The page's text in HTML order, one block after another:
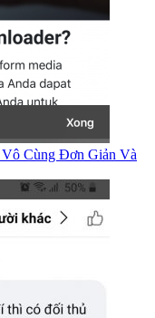
Cùng Đơn Giản Và